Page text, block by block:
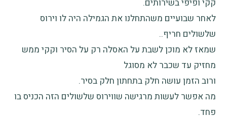
קקי ופיפי בשירותים.
לאחר שבועיים משהתחלנו את הגמילה היה לו וירוס
שלשולים חריף..
שמאז לא מוכן לשבת על האסלה רק על הסיר וקקי ממש
מחזיק עד שכבר לא מסוגל
ורוב הזמן עושה חלק בתחתון חלק בסיר.
מה אפשר לעשות מרגישה שווירוס שלשולים הזה הכניס בו
פחד.